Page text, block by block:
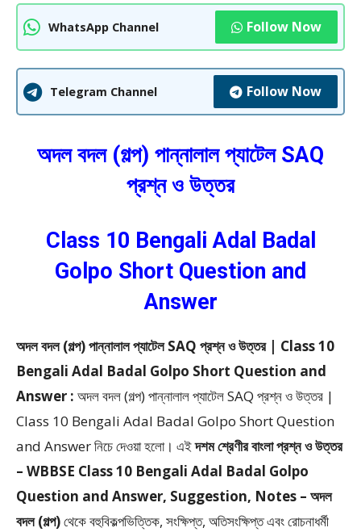
WhatsApp Channel Follow Now
Telegram Channel Follow Now
অদল বদল (গল্প) পান্নালাল প্যাটেল SAQ
প্রশ্ন ও উত্তর
Class 10 Bengali Adal Badal
Golpo Short Question and
Answer
অদল বদল (গল্প) পান্নালাল প্যাটেল SAQ প্রশ্ন ও উত্তর | Class 10
Bengali Adal Badal Golpo Short Question and
Answer : অদল বদল (গল্প) পান্নালাল প্যাটেল SAQ প্রশ্ন ও উত্তর |
Class 10 Bengali Adal Badal Golpo Short Question
and Answerনিচে দেওয়া হলো। এইদশম শ্রেণীর বাংলা প্রশ্ন ও উত্তর
– WBBSE Class 10 Bengali Adal Badal Golpo
Question and Answer, Suggestion, Notes – অদল
বদল (গল্প)থেকেবহুবিকল্পভিত্তিক, সংক্ষিপ্ত, অতিসংক্ষিপ্ত এবং রোচনাধর্মী